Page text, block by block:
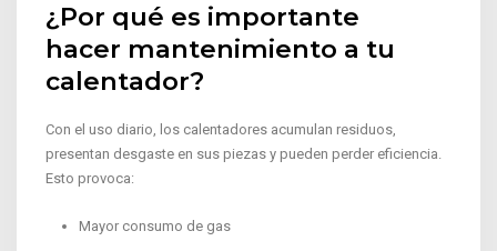
¿Por qué es importante
hacer mantenimiento a tu
calentador?
Con el uso diario, los calentadores acumulan residuos,
presentan desgaste en sus piezas y pueden perder eficiencia.
Esto provoca:
Mayor consumo de gas